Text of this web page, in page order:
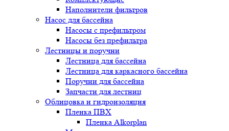
Наполнители фильтров
Насос для бассейна
Насосы с префильтром
Насосы без префильтра
Лестницы и поручни
Лестница для бассейна
Лестница для каркасного бассейна
Поручни для бассейна
Запчасти для лестниц
Облицовка и гидроизоляция
Пленка ПВХ
Пленка Alkorplan